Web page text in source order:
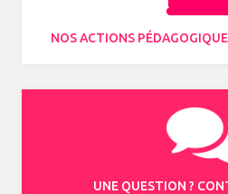
NOS ACTIONS
UNE QUESTION ?